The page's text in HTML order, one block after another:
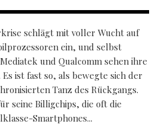
schlägt mit voller Wucht auf
ein, und selbst
und Qualcomm sehen ihre
ist fast so, als bewegte sich der
Tanz des Rückgangs.
seine Billigchips, die oft die
Smartphones...